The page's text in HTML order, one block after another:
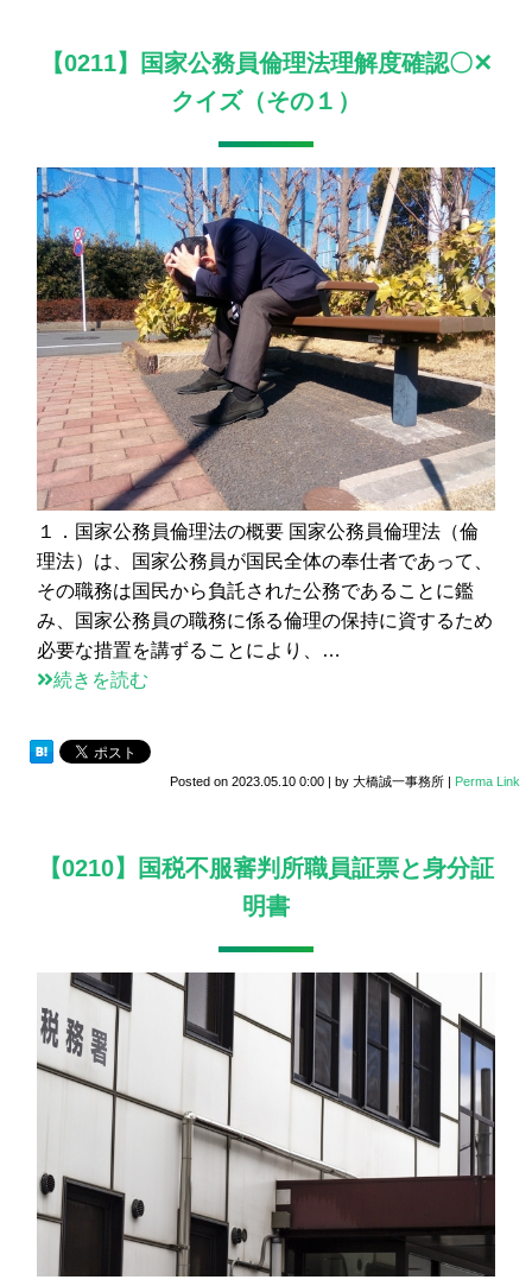
【0211】国家公務員倫理法理解度確認〇✕
クイズ（その１）
１．国家公務員倫理法の概要 国家公務員倫理法（倫
理法）は、国家公務員が国民全体の奉仕者であって、
その職務は国民から負託された公務であることに鑑
み、国家公務員の職務に係る倫理の保持に資するため
必要な措置を講ずることにより、…
続きを読む
Posted on 2023.05.10 0:00 by 大橋誠一事務所 Perma Link
【0210】国税不服審判所職員証票と身分証
明書